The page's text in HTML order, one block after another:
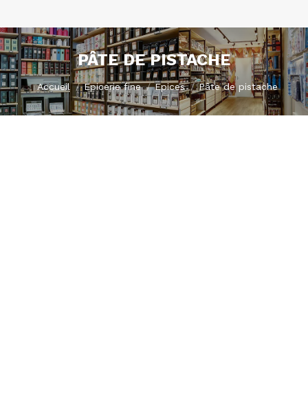
PÂTE DE PISTACHE
Vous êtes ici :
Accueil Epicerie fine Epices Pâte de pistache